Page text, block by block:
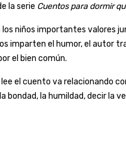
la serie Cuentos para dormir
niños importantes
imparten el humor, el autor
el bien común.
el cuento va relacionando
la humildad, decir la